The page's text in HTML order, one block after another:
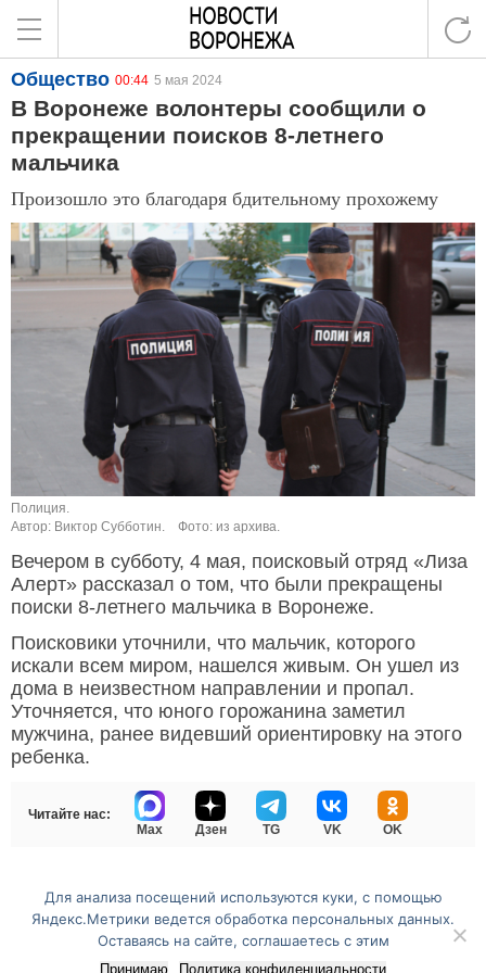
Общество 00:44 5 мая 2024
В Воронеже волонтеры сообщили о
прекращении поисков 8-летнего
мальчика
Произошло это благодаря бдительному прохожему
Полиция.
Автор: Виктор Субботин.
Фото: из архива.
Вечером в субботу, 4 мая, поисковый отряд «Лиза
Алерт» рассказал о том, что были прекращены
поиски 8-летнего мальчика в Воронеже.
Поисковики уточнили, что мальчик, которого
искали всем миром, нашелся живым. Он ушел из
дома в неизвестном направлении и пропал.
Уточняется, что юного горожанина заметил
мужчина, ранее видевший ориентировку на этого
ребенка.
Читайте нас:
Max
Дзен TG VK OK
Перейти на полную версию сайта
Для анализа посещений используются куки, с помощью
Яндекс.Метрики ведется обработка персональных данных.
Оставаясь на сайте, соглашаетесь с этим
Принимаю Политика конфиденциальности